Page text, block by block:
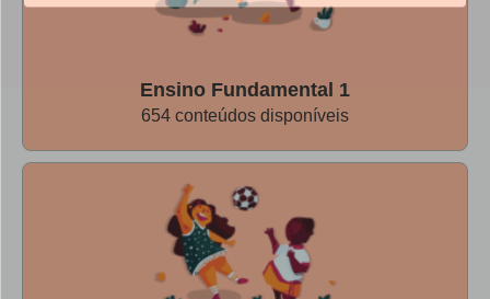
aqueles que não retornaram.
Nas próximas vezes…Outra possibilidade é
desenvolver um projeto de aluno tutor. Ainda não
sabemos como se dará o retorno, é possível que
continuemos com aula remotas por um tempo ou de
forma híbrida. Neste caso, aqueles alunos que não se
adaptaram ao ensino remoto podem aprender com os
alunos que possuem mais habilidades e assim, haver
Ensino Fundamental 1
654 conteúdos disponíveis